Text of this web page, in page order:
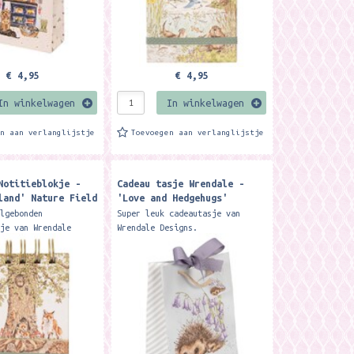
€ 4,95
winkelwagen
aan verlanglijstje
€ 4,95
In winkelwagen
Toevoegen aan verlanglijstje
Notitieblokje -
Nature Field
van Wrendale
100 blaadjes (1
en 1 kant met
ca 12 cm x 8
Cadeau tasje Wrendale -
'Love and Hedgehugs'
hedgehog Medium Gift Bag
Super leuk cadeautasje van
Wrendale Designs.
Formaat: 230mm x 180mm x 80mm.
Package a gift perfectly with
this beautiful ribbon tied
gift...